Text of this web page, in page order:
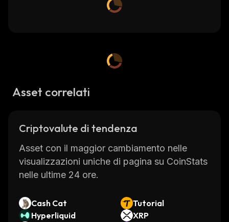
Asset correlati
Criptovalute di tendenza
Asset con il maggior cambiamento nelle
visualizzazioni uniche di pagina su CoinStats
nelle ultime 24 ore.
Cash Cat
Tutorial
Hyperliquid
XRP